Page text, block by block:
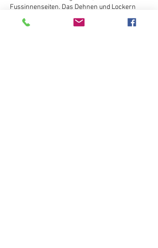
Fussinnenseiten. Das Dehnen und Lockern
erfolgt mit kunstvollen Bewegungen und kann
zu einem veränderten, besseren